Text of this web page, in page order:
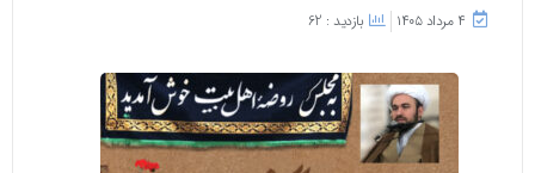
۴ مرداد ۱۴۰۵ بازدید : 62